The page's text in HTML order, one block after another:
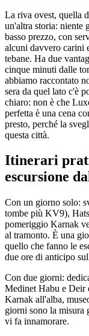
La riva ovest, quella
un'altra storia: niente
basso prezzo, con
alcuni davvero carini
tebane. Ha due
cinque minuti dalle
abbiamo raccontato
sera da quel lato c'è
chiaro: non è che
perfetta è una cena
presto, perché la
questa città.
Itinerari
escursione
Con un giorno solo:
tombe più KV9),
pomeriggio Karnak
al tramonto. È una
quello che fanno le
due ore di anticipo
Con due giorni:
Medinet Habu e Deir
Karnak all'alba,
giorni sono la misura
vi fa innamorare.